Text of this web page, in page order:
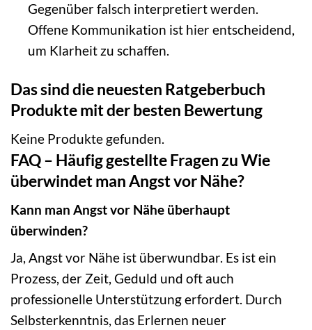
Gegenüber falsch interpretiert werden.
Offene Kommunikation ist hier entscheidend,
um Klarheit zu schaffen.
Das sind die neuesten Ratgeberbuch
Produkte mit der besten Bewertung
Keine Produkte gefunden.
FAQ – Häufig gestellte Fragen zu Wie
überwindet man Angst vor Nähe?
Kann man Angst vor Nähe überhaupt
überwinden?
Ja, Angst vor Nähe ist überwundbar. Es ist ein
Prozess, der Zeit, Geduld und oft auch
professionelle Unterstützung erfordert. Durch
Selbsterkenntnis, das Erlernen neuer